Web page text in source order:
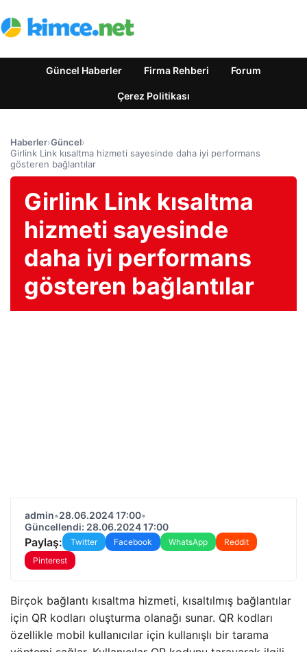
Güncel Haberler Firma Rehberi Forum
Çerez Politikası
Haberler›Güncel›
Girlink Link kısaltma hizmeti sayesinde daha iyi performans
gösteren bağlantılar
Girlink Link kısaltma
hizmeti sayesinde
daha iyi performans
gösteren bağlantılar
admin•28.06.2024 17:00•
Güncellendi: 28.06.2024 17:00
Paylaş: Twitter Facebook WhatsApp
Reddit
Pinterest
Birçok bağlantı kısaltma hizmeti, kısaltılmış bağlantılar
için QR kodları oluşturma olanağı sunar. QR kodları
özellikle mobil kullanıcılar için kullanışlı bir tarama